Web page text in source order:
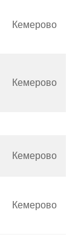
Кемерово
Кемерово
Кемерово
Кемерово